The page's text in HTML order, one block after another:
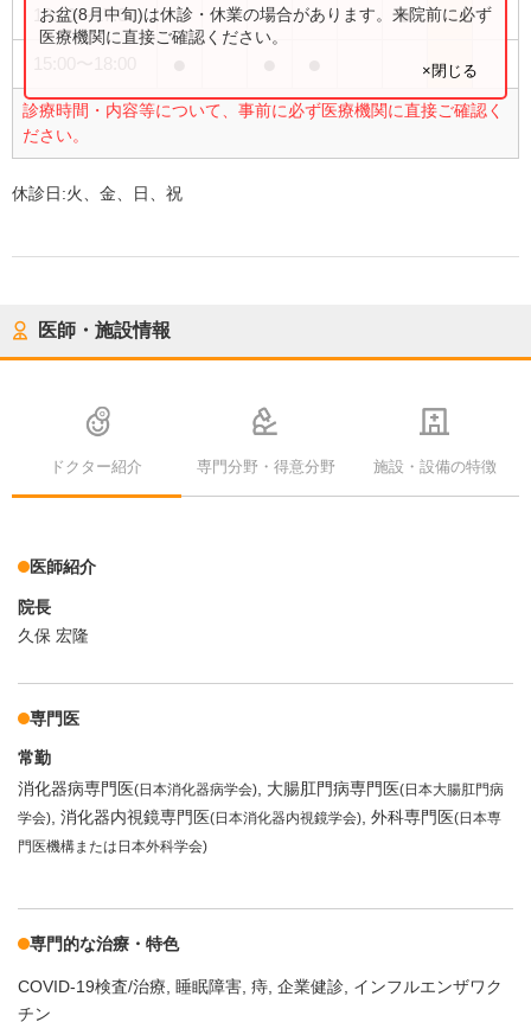
13:00〜17:00 ●
診療時間・内容等について、事前に必ず医療機関に直接ご確認く
ださい。
お盆(8月中旬)は休診・休業の場合があります。来院前に必ず
医療機関に直接ご確認ください。
×閉じる
休診日:火、金、日、祝
医師・施設情報
ドクター紹介 専門分野・得意分野 施設・設備の特徴
医師紹介
院長
久保 宏隆
専門医
常勤
消化器病専門医(日本消化器病学会) 大腸肛門病専門医(日本大腸肛門病
学会) 消化器内視鏡専門医(日本消化器内視鏡学会) 外科専門医(日本専
門医機構または日本外科学会)
専門的な治療・特色
COVID-19検査/治療 睡眠障害 痔 企業健診 インフルエンザワク
チン